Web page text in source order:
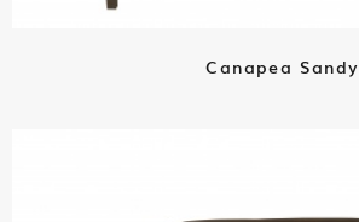
Canapea Sandy